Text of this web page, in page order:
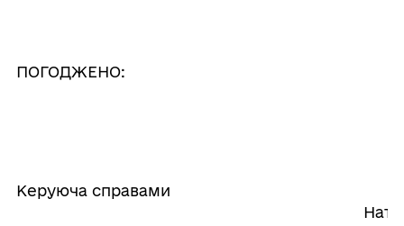
ПОГОДЖЕНО:
Керуюча справами